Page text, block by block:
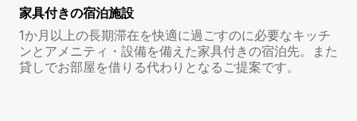
家具付き⁠の宿⁠泊⁠施⁠設
1か月以上の長期滞在を快適に過ごすのに必要なキッチ
ンとアメニティ・設備を備えた家具付きの宿泊先。また
貸しでお部屋を借りる代わりとなるご提案です。